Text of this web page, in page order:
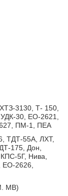
3130, Т- 150,
30, ЕО-2621,
ПМ-1, ПЕА
ТДТ-55А, ЛХТ,
175, Дон,
5Г, Нива,
ЕО-2626,
МВ)